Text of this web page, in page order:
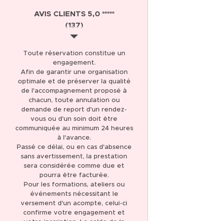
AVIS CLIENTS 5,0 *****
(137)
ÉNERGÉTIQUE
LIBÉRATION DES
MÉMOIRES KARMIQUES
LIBÉRATION DES
MÉMOIRES
TRANSGÉNÉRATIONNELLES
FORMATION
MAGNÉTISME ET SOINS
ÉNERGÉTIQUES
FORMATION
CANALISATION
BOUTIQUE EN LIGNE
Toute réservation constitue un
engagement.
Afin de garantir une organisation
optimale et de préserver la qualité
de l'accompagnement proposé à
chacun, toute annulation ou
demande de report d'un rendez-
vous ou d'un soin doit être
communiquée au minimum 24 heures
à l'avance.
Passé ce délai, ou en cas d'absence
sans avertissement, la prestation
sera considérée comme due et
pourra être facturée.
Pour les formations, ateliers ou
événements nécessitant le
versement d'un acompte, celui-ci
confirme votre engagement et